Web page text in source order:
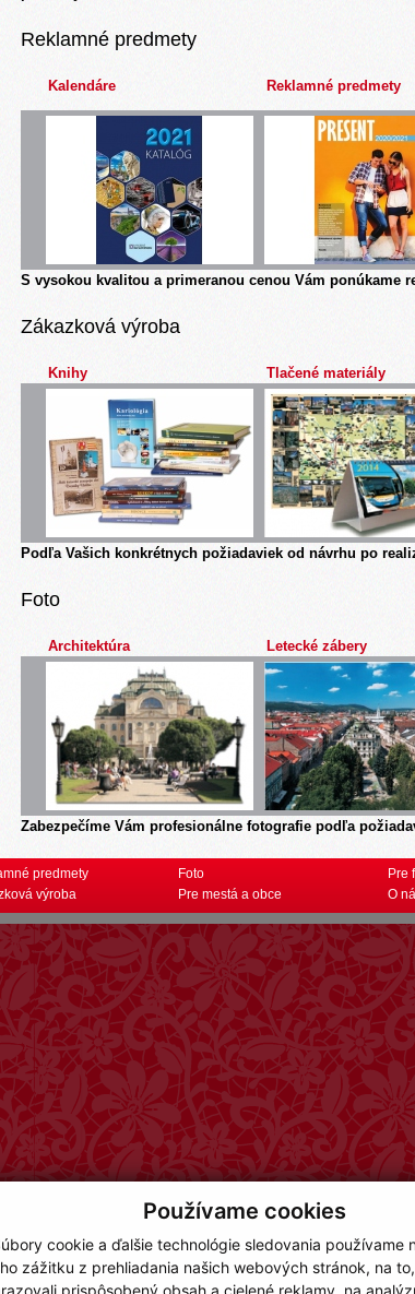
Používame cookies
cookie a ďalšie technológie sledovania používame
zážitku z prehliadania našich webových stránok, na
Reklamné predmety
Kalendáre Reklamné predmety
S vysokou kvalitou a primeranou cenou Vám ponúkame
Zákazková výroba
Knihy Tlačené materiály
Podľa Vašich konkrétnych požiadaviek od návrhu po
Foto
Architektúra Letecké zábery
Zabezpečíme Vám profesionálne fotografie podľa
predmety
výroba
Foto
Pre mestá a obce
Pre
O